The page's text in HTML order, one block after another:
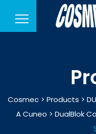
Cosmec> Products >
A Cuneo > DualBlok